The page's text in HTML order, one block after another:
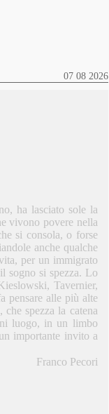
07 08 2026
ha lasciato sole la
vivono povere nella
si consola, o forse
anche qualche
per un immigrato
sogno si spezza. Lo
Tavernier,
pensare alle più alte
spezza la catena
luogo, in un limbo
importante invito a
Franco Pecori